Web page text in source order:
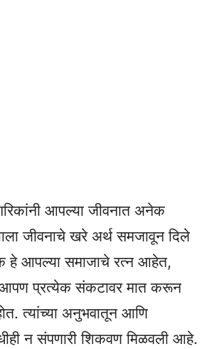
आपल्या जीवनात अनेक
जीवनाचे खरे अर्थ समजावून दिले
हे आपल्या समाजाचे रत्न आहेत,
आपण प्रत्येक संकटावर मात करून
त्यांच्या अनुभवातून आणि
न संपणारी शिकवण मिळवली आहे.